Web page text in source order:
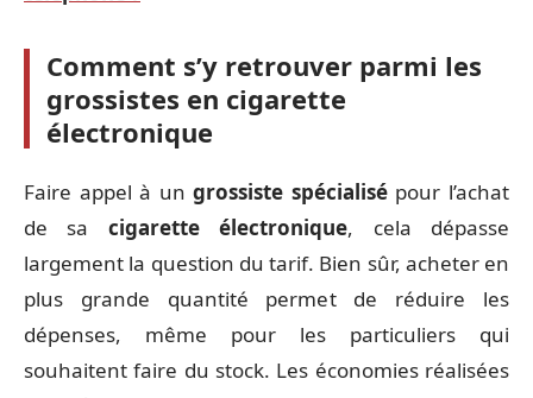
Comment s’y retrouver parmi les
grossistes en cigarette
électronique
Faire appel à ungrossiste spécialisépour l’achat
de sa cigarette électronique, cela dépasse
largement la question du tarif. Bien sûr, acheter en
plus grande quantité permet de réduire les
dépenses, même pour les particuliers qui
souhaitent faire du stock. Les économies réalisées